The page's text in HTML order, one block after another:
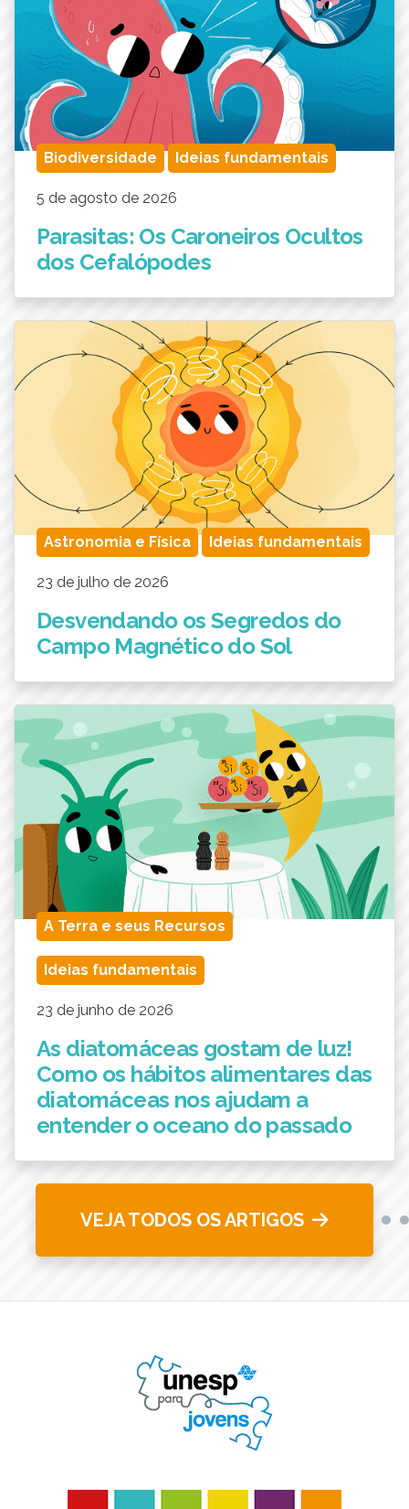
Biodiversidade Ideias fundamentais
5 de agosto de 2026
Parasitas: Os Caroneiros Ocultos
dos Cefalópodes
Astronomia e Física Ideias fundamentais
23 de julho de 2026
Desvendando os Segredos do
Campo Magnético do Sol
A Terra e seus Recursos
Ideias fundamentais
23 de junho de 2026
As diatomáceas gostam de luz!
Como os hábitos alimentares das
diatomáceas nos ajudam a
entender o oceano do passado
VEJA TODOS OS ARTIGOS